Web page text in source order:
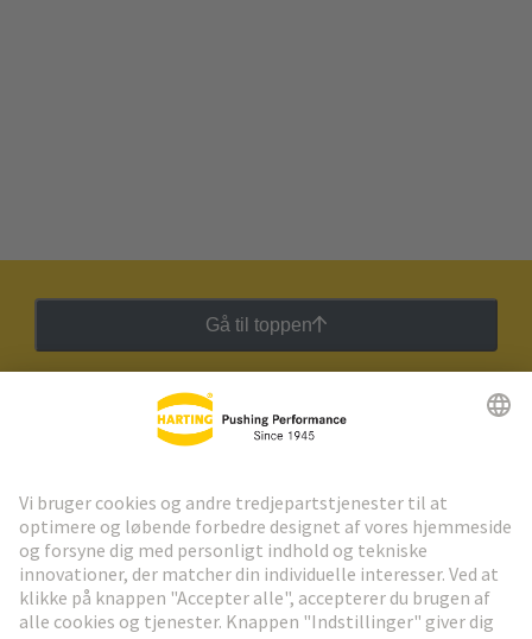
Gå til toppen
HARTING Newsletter
Gå til registrering